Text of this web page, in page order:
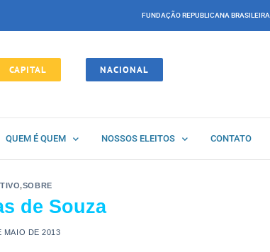
FUNDAÇÃO REPUBLICANA BRASILEIRA
CAPITAL NACIONAL
QUEM É QUEM NOSSOS ELEITOS CONTATO
,SOBRE
de Souza
MAIO DE 2013